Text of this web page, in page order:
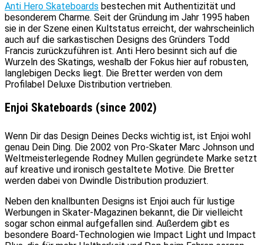
Anti Hero Skateboards bestechen mit Authentizität und
besonderem Charme. Seit der Gründung im Jahr 1995 haben
sie in der Szene einen Kultstatus erreicht, der wahrscheinlich
auch auf die sarkastischen Designs des Gründers Todd
Francis zurückzuführen ist. Anti Hero besinnt sich auf die
Wurzeln des Skatings, weshalb der Fokus hier auf robusten,
langlebigen Decks liegt. Die Bretter werden von dem
Profilabel Deluxe Distribution vertrieben.
Enjoi Skateboards (since 2002)
Wenn Dir das Design Deines Decks wichtig ist, ist Enjoi wohl
genau Dein Ding. Die 2002 von Pro-Skater Marc Johnson und
Weltmeisterlegende Rodney Mullen gegründete Marke setzt
auf kreative und ironisch gestaltete Motive. Die Bretter
werden dabei von Dwindle Distribution produziert.
Neben den knallbunten Designs ist Enjoi auch für lustige
Werbungen in Skater-Magazinen bekannt, die Dir vielleicht
sogar schon einmal aufgefallen sind. Außerdem gibt es
besondere Board-Technologien wie Impact Light und Impact